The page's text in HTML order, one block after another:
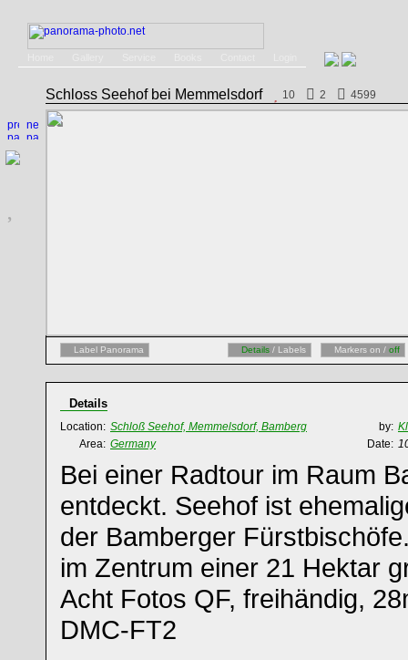
Schloss Seehof bei Memmelsdorf 10 2 4599
Label Panorama Details / Labels Markers on / off
Details
Location: Schloß Seehof, Memmelsdorf, Bamberg by:
Area: Germany Date:
Bei einer Radtour im Raum
entdeckt. Seehof ist
der Bamberger
im Zentrum einer 21 Hektar
Acht Fotos QF, freihändig,
DMC-FT2